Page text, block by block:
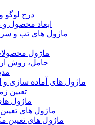
درج
ابعاد محصول
ماژول های تب و
ماژول
حامل، روش
ماژول های آماده سازی
تعیین
ماژول
ماژول های
ماژول های تعیین